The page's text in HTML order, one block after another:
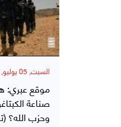
السبت, 05 يوليو, 2025
موقع عبري:
صناعة
وحزب الله؟